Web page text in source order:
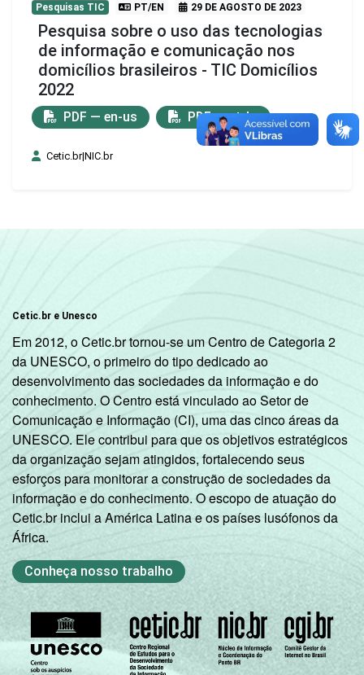
Pesquisas TIC PT/EN 29 DE AGOSTO DE 2023
Pesquisa sobre o uso das tecnologias
de informação e comunicação nos
domicílios brasileiros - TIC Domicílios
2022
PDF — en-us PDF — pt-br
Cetic.br|NIC.br
Cetic.br e Unesco
Em 2012, o Cetic.br tornou-se um Centro de Categoria 2
da UNESCO, o primeiro do tipo dedicado ao
desenvolvimento das sociedades da informação e do
conhecimento. O Centro está vinculado ao Setor de
Comunicação e Informação (CI), uma das cinco áreas da
UNESCO. Ele contribui para que os objetivos estratégicos
da organização sejam atingidos, fortalecendo seus
esforços para monitorar a construção de sociedades da
informação e do conhecimento. O escopo de atuação do
Cetic.br inclui a América Latina e os países lusófonos da
África.
Conheça nosso trabalho